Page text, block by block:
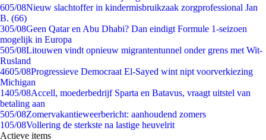
605/08Nieuw slachtoffer in kindermisbruikzaak zorgprofessional Jan
B. (66)
305/08Geen Qatar en Abu Dhabi? Dan eindigt Formule 1-seizoen
mogelijk in Europa
505/08Litouwen vindt opnieuw migrantentunnel onder grens met Wit-
Rusland
4605/08Progressieve Democraat El-Sayed wint nipt voorverkiezing
Michigan
1405/08Accell, moederbedrijf Sparta en Batavus, vraagt uitstel van
betaling aan
505/08Zomervakantieweerbericht: aanhoudend zomers
105/08Vollering de sterkste na lastige heuvelrit
Actieve items